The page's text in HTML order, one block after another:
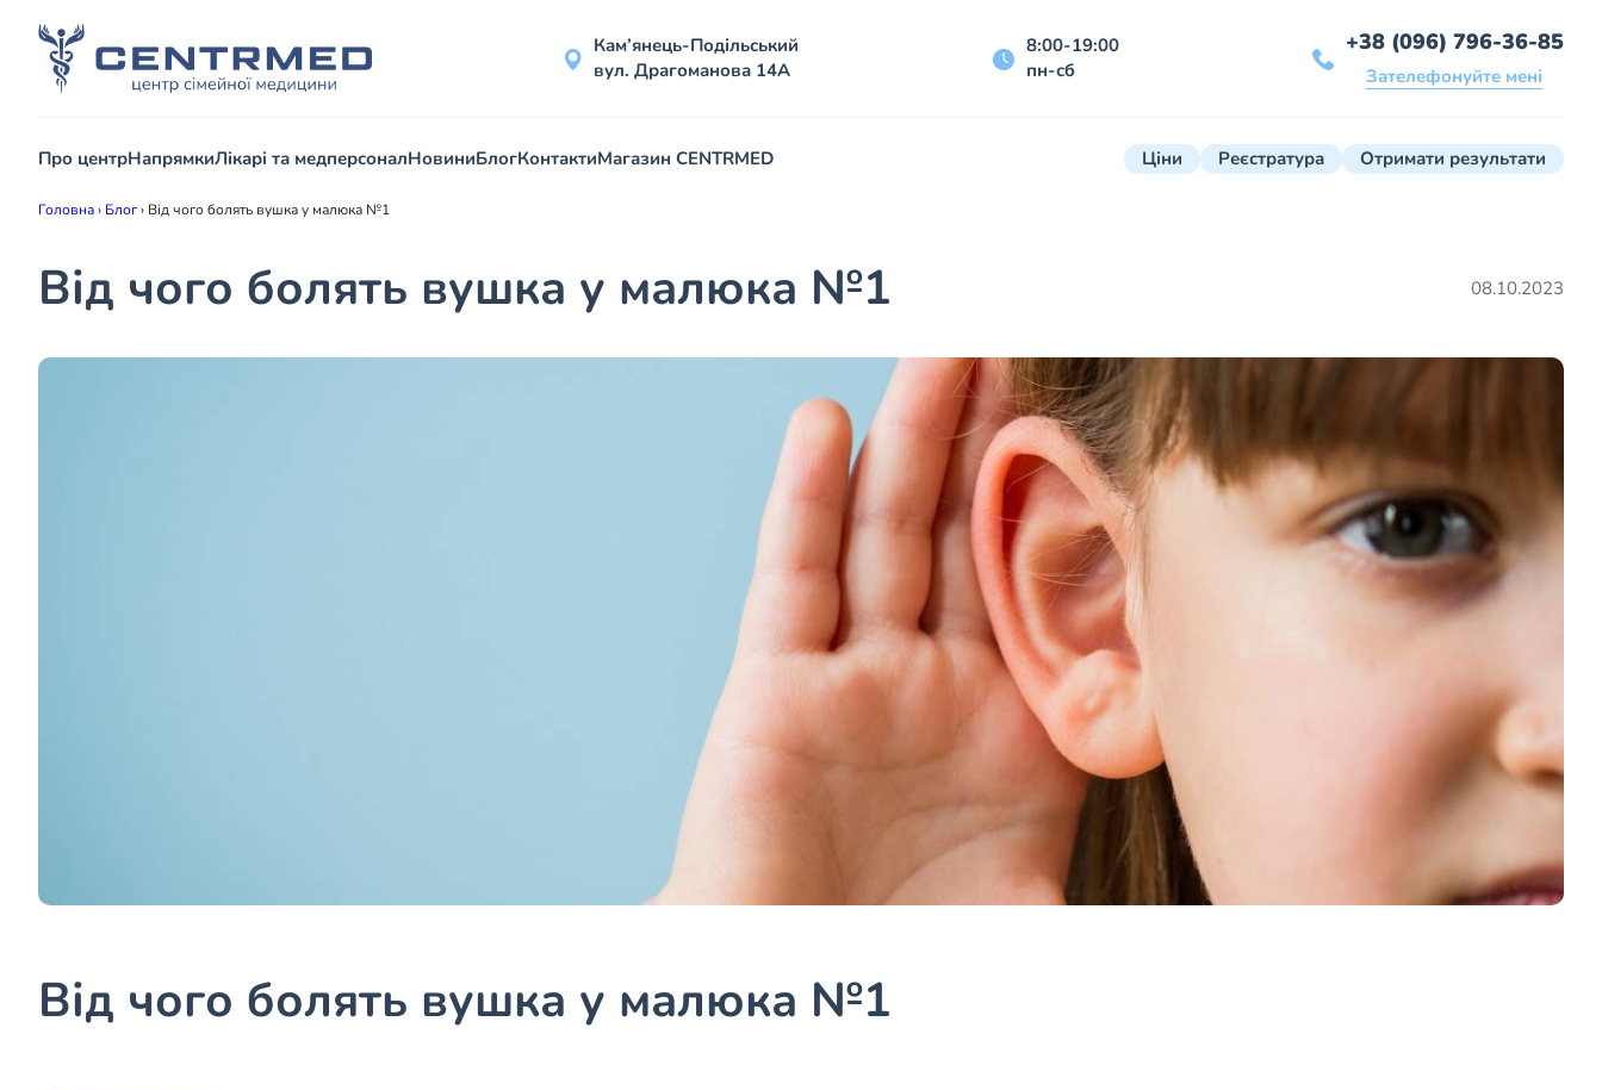
Кам’янець-Подільський
вул. Драгоманова 14А
8:00-19:00
пн-сб
+38 (096) 796-36-85
Зателефонуйте мені
Про центрНапрямкиЛікарі та медперсоналНовиниБлогКонтактиМагазин CENTRMED Ціни Реєстратура Отримати результати
Головна› Блог› Від чого болять вушка у малюка №1
Від чого болять вушка у малюка №1 08.10.2023
Від чого болять вушка у малюка №1